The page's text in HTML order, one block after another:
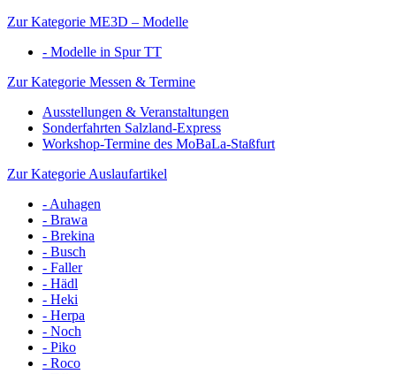
Zur Kategorie ME3D – Modelle
- Modelle in Spur TT
Zur Kategorie Messen & Termine
Ausstellungen & Veranstaltungen
Sonderfahrten Salzland-Express
Workshop-Termine des MoBaLa-Staßfurt
Zur Kategorie Auslaufartikel
- Auhagen
- Brawa
- Brekina
- Busch
- Faller
- Hädl
- Heki
- Herpa
- Noch
- Piko
- Roco